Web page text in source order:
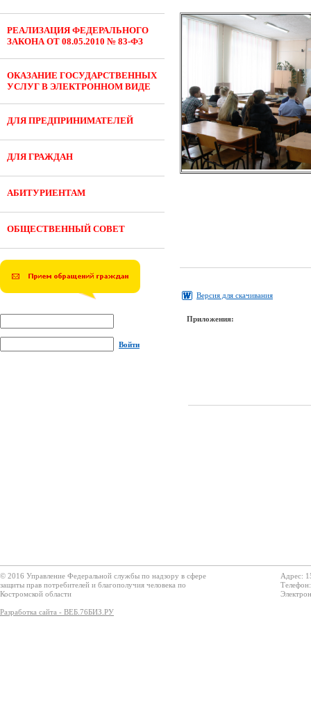
РЕАЛИЗАЦИЯ ФЕДЕРАЛЬНОГО
ЗАКОНА ОТ 08.05.2010 № 83-ФЗ
ОКАЗАНИЕ ГОСУДАРСТВЕННЫХ
УСЛУГ В ЭЛЕКТРОННОМ ВИДЕ
ДЛЯ ПРЕДПРИНИМАТЕЛЕЙ
ДЛЯ ГРАЖДАН
АБИТУРИЕНТАМ
ОБЩЕСТВЕННЫЙ СОВЕТ
Войти
Версия для скачивания
Приложения:
© 2016 Управление Федеральной службы по надзору в сфере
защиты прав потребителей и благополучия человека по
Костромской области
Разработка сайта - ВЕБ.76БИЗ.РУ
Адрес: